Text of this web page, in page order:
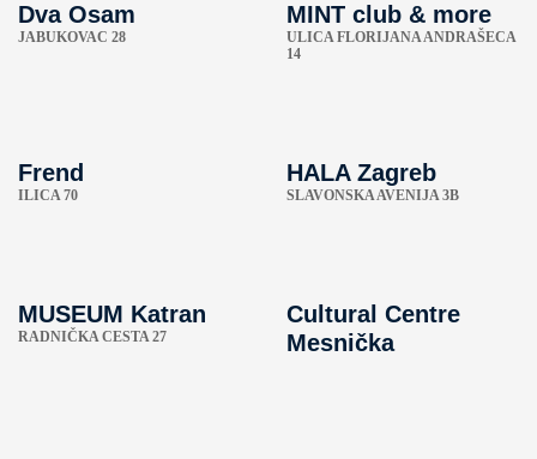
Dva Osam
JABUKOVAC 28
MINT club & more
ULICA FLORIJANA ANDRAŠECA
14
Frend
ILICA 70
HALA Zagreb
SLAVONSKA AVENIJA 3B
MUSEUM Katran
RADNIČKA CESTA 27
Cultural Centre
Mesnička